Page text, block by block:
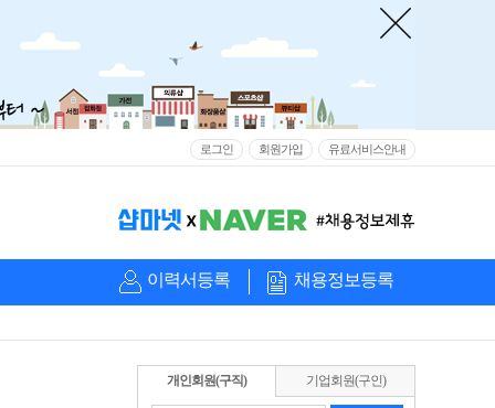
로그인 회원가입 유료서비스안내
이력서등록 채용정보등록
개인회원(구직) 기업회원(구인)